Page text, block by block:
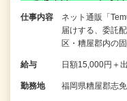
仕事内容
ネット通販「
届けする、委託
区・糟屋郡内の
給与 日額15,000円＋
勤務地 福岡県糟屋郡志